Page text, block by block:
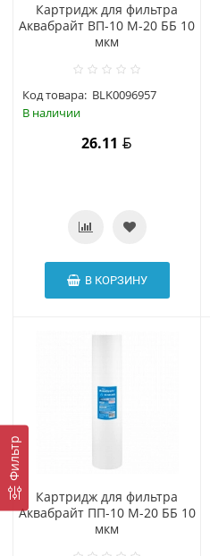
Фильтр
Картридж для фильтра
Аквабрайт ВП-10 М-20 ББ 10
мкм
Код товара: BLK0096957
В наличии
26.11
В КОРЗИНУ
Картридж для фильтра
Аквабрайт ПП-10 М-20 ББ 10
мкм